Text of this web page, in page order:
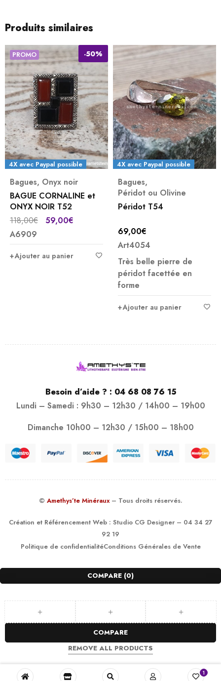
Produits similaires
4X avec Paypal possible
-50%
PROMO
Bagues, Onyx noir
BAGUE CORNALINE et
ONYX NOIR T52
118,00€ 59,00€
A6909
Ajouter au panier
4X avec Paypal possible
Bagues,
Péridot ou Olivine
Péridot T54
69,00€
Art4054
Très belle pierre de
péridot facettée en
forme
Ajouter au panier
Besoin d’aide ? : 04 68 08 76 15
Lundi – Samedi : 9h30 – 12h30 / 14h00 – 19h00
Dimanche 10h00 – 12h30 / 15h00 – 18h00
© Amethys’te Minéraux – Tous droits réservés.
Création et Référencement Web : Studio CG Designer– 04 34 27
92 19
Politique de confidentialitéConditions Générales de Vente
1
COMPARE (0)
COMPARE
REMOVE ALL PRODUCTS